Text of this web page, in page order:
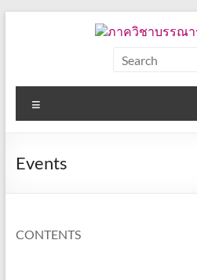
วิชา
บรรณารักษศา
อักษร
Events
CONTENTS